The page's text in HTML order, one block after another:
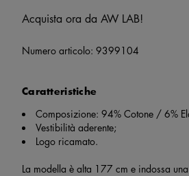
Acquista ora da AW LAB!
Numero articolo: 9399104
Caratteristiche
Composizione: 94% Cotone / 6%
Vestibilità aderente;
Logo ricamato.
La modella è alta 177 cm e indossa